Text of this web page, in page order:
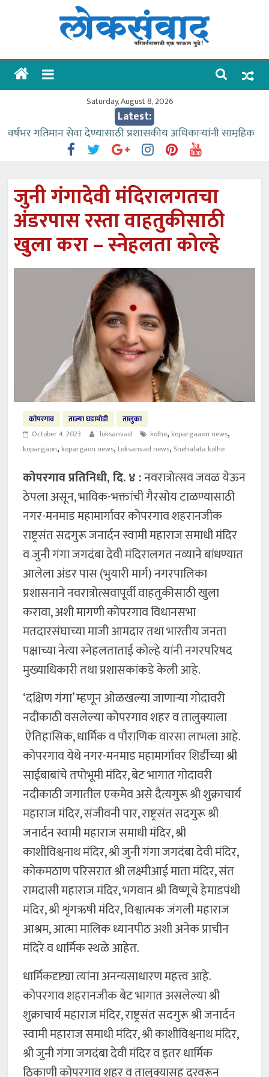
लोकसंवाद
ताज्या
Saturday, August 8, 2026
Latest:
वर्षभर गतिमान सेवा देण्यासाठी प्रशासकीय अधिकाऱ्यांनी सामुहिक
प्रयत्न करावे – आमदार काळे
आत्मामालिक गुरूकूलाचे २२८ विद्यार्थी शिष्यवृत्तीस पात्र
ईच्छा आणि मेहनतीच्या बळावर यश मिळवता येते – शिवप्रसाद
पंडोरे
आमदार आशुतोष काळे यांचा वाढदिवस विविध सामाजिक
उपक्रमांनी साजरा
जुनी गंगादेवी मंदिरालगतचा
अंडरपास रस्ता वाहतुकीसाठी
खुला करा – स्नेहलता कोल्हे
कोपरगाव ताज्या घडामोडी
तालुका
October 4, 2023
loksanvad kolhe, kopargaaon news,
kopargaon, kopargaon news, Loksanvad news, Snehalata kolhe
कोपरगाव प्रतिनिधी, दि. ४ :नवरात्रोत्सव जवळ येऊन
ठेपला असून, भाविक-भक्तांची गैरसोय टाळण्यासाठी
नगर-मनमाड महामार्गावर कोपरगाव शहरानजीक
राष्ट्रसंत सदगुरू जनार्दन स्वामी महाराज समाधी मंदिर
व जुनी गंगा जगदंबा देवी मंदिरालगत नव्याने बांधण्यात
आलेला अंडर पास (भुयारी मार्ग) नगरपालिका
प्रशासनाने नवरात्रोत्सवापूर्वी वाहतुकीसाठी खुला
करावा, अशी मागणी कोपरगाव विधानसभा
मतदारसंघाच्या माजी आमदार तथा भारतीय जनता
पक्षाच्या नेत्या स्नेहलताताई कोल्हे यांनी नगरपरिषद
मुख्याधिकारी तथा प्रशासकांकडे केली आहे.
‘दक्षिण गंगा’ म्हणून ओळखल्या जाणाऱ्या गोदावरी
नदीकाठी वसलेल्या कोपरगाव शहर व तालुक्याला
ऐतिहासिक, धार्मिक व पौराणिक वारसा लाभला आहे.
कोपरगाव येथे नगर-मनमाड महामार्गावर शिर्डीच्या श्री
साईबाबांचे तपोभूमी मंदिर, बेट भागात गोदावरी
नदीकाठी जगातील एकमेव असे दैत्यगुरू श्री शुक्राचार्य
महाराज मंदिर, संजीवनी पार, राष्ट्रसंत सदगुरू श्री
जनार्दन स्वामी महाराज समाधी मंदिर, श्री
काशीविश्वनाथ मंदिर, श्री जुनी गंगा जगदंबा देवी मंदिर,
कोकमठाण परिसरात श्री लक्ष्मीआई माता मंदिर, संत
रामदासी महाराज मंदिर, भगवान श्री विष्णूचे हेमाडपंथी
मंदिर, श्री शृंगऋषी मंदिर, विश्वात्मक जंगली महाराज
आश्रम, आत्मा मालिक ध्यानपीठ अशी अनेक प्राचीन
मंदिरे व धार्मिक स्थळे आहेत.
धार्मिकदृष्ट्या त्यांना अनन्यसाधारण महत्त्व आहे.
कोपरगाव शहरानजीक बेट भागात असलेल्या श्री
शुक्राचार्य महाराज मंदिर, राष्ट्रसंत सदगुरू श्री जनार्दन
स्वामी महाराज समाधी मंदिर, श्री काशीविश्वनाथ मंदिर,
श्री जुनी गंगा जगदंबा देवी मंदिर व इतर धार्मिक
ठिकाणी कोपरगाव शहर व तालुक्यासह दूरवरून